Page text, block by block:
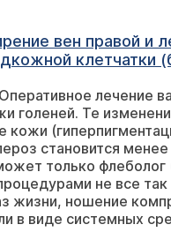
вен правой
клетчатки
посоветуйте принимать при
голеней. Те
выраженным. Однако, окончательно
только флеболог
что нет тромбоза. Огромное
компрессионного
Флебодиа, Венарус... и др.) не будут